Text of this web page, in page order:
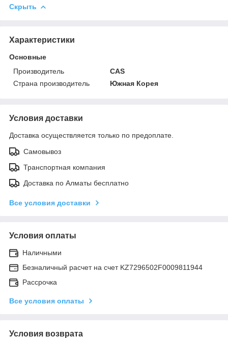
Скрыть
Характеристики
Основные
Производитель
CAS
Страна производитель
Южная Корея
Условия доставки
Доставка осуществляется только по предоплате.
Самовывоз
Транспортная компания
Доставка по Алматы бесплатно
Все условия доставки
Условия оплаты
Наличными
Безналичный расчет на счет KZ7296502F0009811944
Рассрочка
Все условия оплаты
Условия возврата